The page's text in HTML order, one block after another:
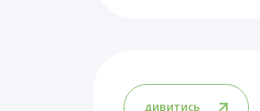
дивитись